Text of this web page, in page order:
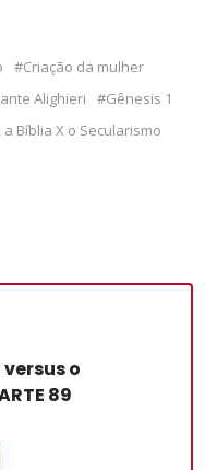
#Criação da mulher
Alighieri
#Gênesis 1
Bíblia X o Secularismo
versus o
89